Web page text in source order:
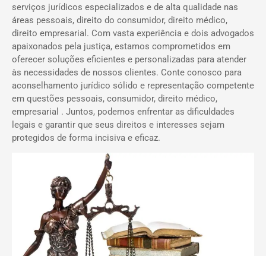
serviços jurídicos especializados e de alta qualidade nas
áreas pessoais, direito do consumidor, direito médico,
direito empresarial. Com vasta experiência e dois advogados
apaixonados pela justiça, estamos comprometidos em
oferecer soluções eficientes e personalizadas para atender
às necessidades de nossos clientes. Conte conosco para
aconselhamento jurídico sólido e representação competente
em questões pessoais, consumidor, direito médico,
empresarial . Juntos, podemos enfrentar as dificuldades
legais e garantir que seus direitos e interesses sejam
protegidos de forma incisiva e eficaz.